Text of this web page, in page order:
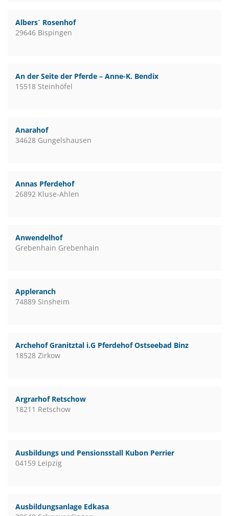
Albers´ Rosenhof
29646 Bispingen
An der Seite der Pferde – Anne-K. Bendix
15518 Steinhöfel
Anarahof
34628 Gungelshausen
Annas Pferdehof
26892 Kluse-Ahlen
Anwendelhof
Grebenhain Grebenhain
Appleranch
74889 Sinsheim
Archehof Granitztal i.G Pferdehof Ostseebad Binz
18528 Zirkow
Argrarhof Retschow
18211 Retschow
Ausbildungs und Pensionsstall Kubon Perrier
04159 Leipzig
Ausbildungsanlage Edkasa